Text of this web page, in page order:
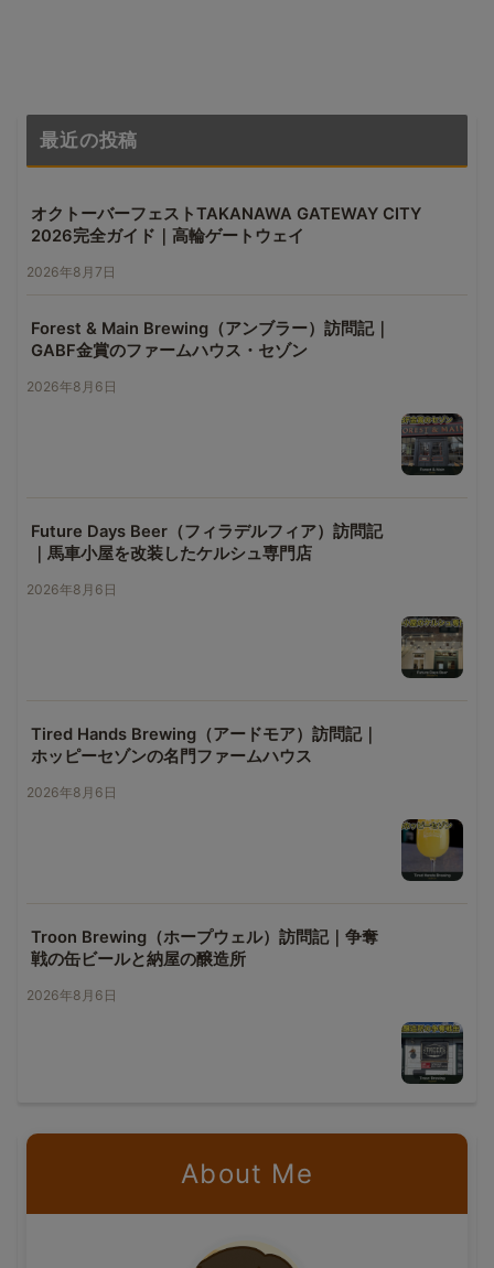
最近の投稿
オクトーバーフェストTAKANAWA GATEWAY CITY
2026完全ガイド｜高輪ゲートウェイ
2026年8月7日
Forest & Main Brewing（アンブラー）訪問記｜
GABF金賞のファームハウス・セゾン
2026年8月6日
Future Days Beer（フィラデルフィア）訪問記
｜馬車小屋を改装したケルシュ専門店
2026年8月6日
Tired Hands Brewing（アードモア）訪問記｜
ホッピーセゾンの名門ファームハウス
2026年8月6日
Troon Brewing（ホープウェル）訪問記｜争奪
戦の缶ビールと納屋の醸造所
2026年8月6日
About Me